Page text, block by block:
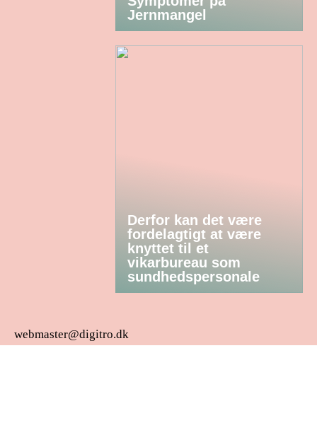
Jernmangel
Derfor kan det være
fordelagtigt at være
knyttet til et
vikarbureau som
sundhedspersonale
webmaster@digitro.dk